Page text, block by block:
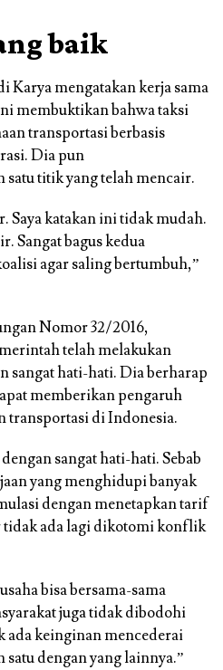
baik
Karya mengatakan kerja sama
membuktikan bahwa taksi
transportasi berbasis
Dia pun
satu titik yang telah mencair.
Saya katakan ini tidak mudah.
Sangat bagus kedua
agar saling bertumbuh,”
Nomor 32/2016,
telah melakukan
sangat hati-hati. Dia berharap
memberikan pengaruh
transportasi di Indonesia.
sangat hati-hati. Sebab
yang menghidupi banyak
dengan menetapkan tarif
tidak ada lagi dikotomi konflik
bisa bersama-sama
juga tidak dibodohi
ada keinginan mencederai
dengan yang lainnya.”